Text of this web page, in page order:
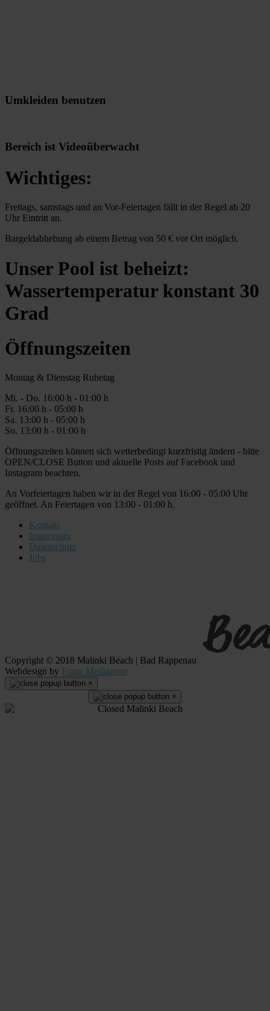
Umkleiden benutzen
Bereich ist Videoüberwacht
Wichtiges:
Freitags, samstags und an Vor-Feiertagen fällt in der Regel ab 20
Uhr Eintritt an.
Bargeldabhebung ab einem Betrag von 50 € vor Ort möglich.
Unser Pool ist beheizt:
Wassertemperatur konstant 30
Grad
Öffnungszeiten
Montag & Dienstag Ruhetag
Mi. - Do. 16:00 h - 01:00 h
Fr. 16:00 h - 05:00 h
Sa. 13:00 h - 05:00 h
So. 13:00 h - 01:00 h
Öffnungszeiten können sich wetterbedingt kurzfristig ändern - bitte
OPEN/CLOSE Button und aktuelle Posts auf Facebook und
Instagram beachten.
An Vorfeiertagen haben wir in der Regel von 16:00 - 05:00 Uhr
geöffnet. An Feiertagen von 13:00 - 01:00 h.
Kontakt
Impressum
Datenschutz
Jobs
Copyright © 2018 Malinki Beach | Bad Rappenau
Webdesign by Franz Mediaprint
×
×